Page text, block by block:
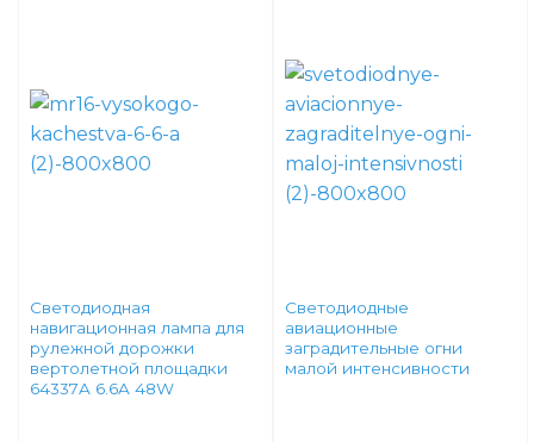
Светодиодная
навигационная лампа для
рулежной дорожки
вертолетной площадки
64337A 6.6A 48W
Светодиодные
авиационные
заградительные огни
малой интенсивности